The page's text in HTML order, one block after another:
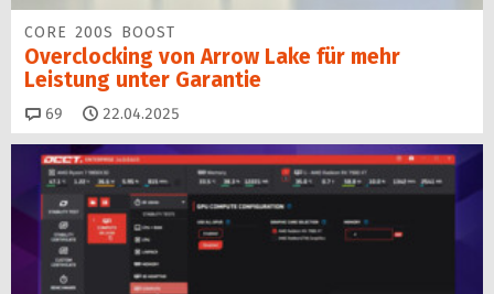
CORE 200S BOOST
Overclocking von Arrow Lake für mehr
Leistung unter Garantie
69 Kommentare
22.04.2025